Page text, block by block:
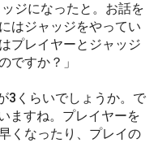
ジになったと。お話を
はジャッジをやってい
プレイヤーとジャッジ
ですか？」
3くらいでしょうか。で
ますね。プレイヤーを
くなったり、プレイの